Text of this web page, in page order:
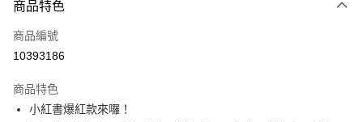
POYA支付
信用卡一次付款
LINE Pay
商品特色
商品編號
10393186
商品特色
小紅書爆紅款來囉！